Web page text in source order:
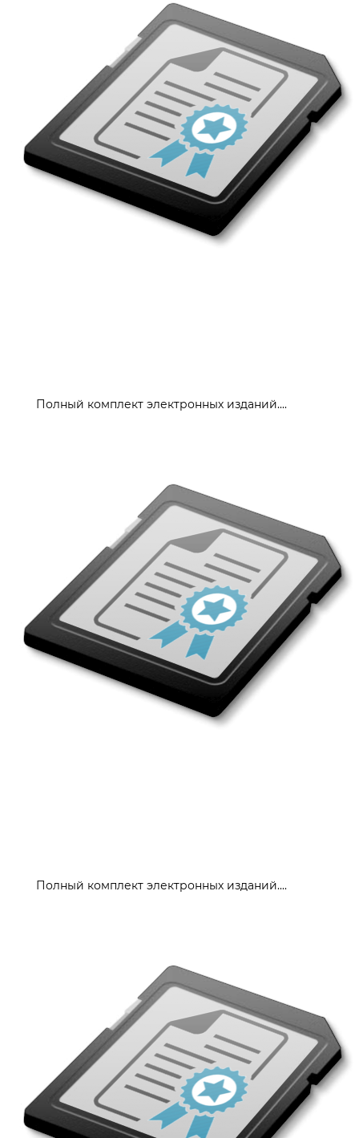
Полный комплект электронных изданий....
Полный комплект электронных изданий....